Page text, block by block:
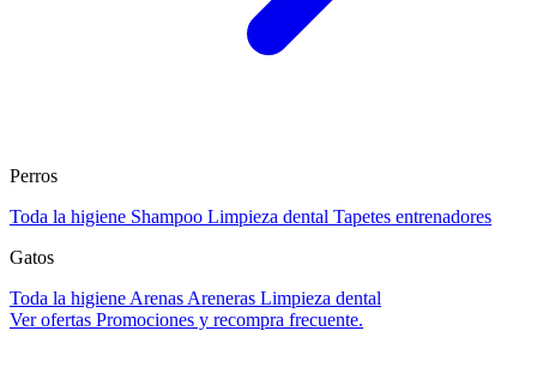
Perros
Toda la higiene Shampoo Limpieza dental Tapetes entrenadores
Gatos
Toda la higiene Arenas Areneras Limpieza dental
Ver ofertas Promociones y recompra frecuente.